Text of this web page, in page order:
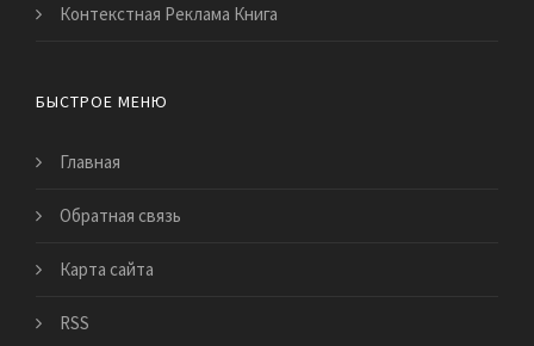
Контекстная Реклама Книга
БЫСТРОЕ МЕНЮ
Главная
Обратная связь
Карта сайта
RSS